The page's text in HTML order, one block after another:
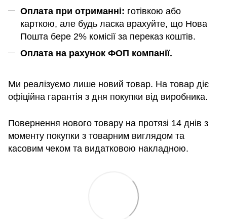
Оплата при отриманні: готівкою або
карткою, але будь ласка врахуйте, що Нова
Пошта бере 2% комісії за переказ коштів.
Оплата на рахунок ФОП компанії.
Ми реалізуємо лише новий товар. На товар діє
офіційна гарантія з дня покупки від виробника.
Повернення нового товару на протязі 14 днів з
моменту покупки з товарним виглядом та
касовим чеком та видатковою накладною.